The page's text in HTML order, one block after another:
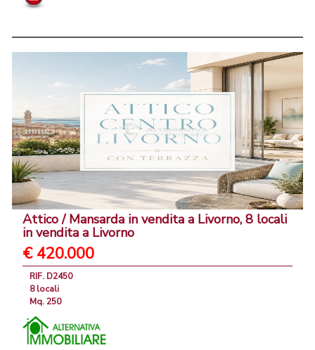
Attico / Mansarda in vendita a Livorno, 8 locali
in vendita a Livorno
€ 420.000
RIF. D2450
8 locali
Mq. 250